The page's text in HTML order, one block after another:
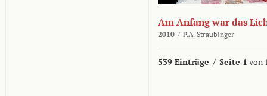
Am Anfang war das
2010 / P.A. Straubinger
539 Einträge / Seite 1 von